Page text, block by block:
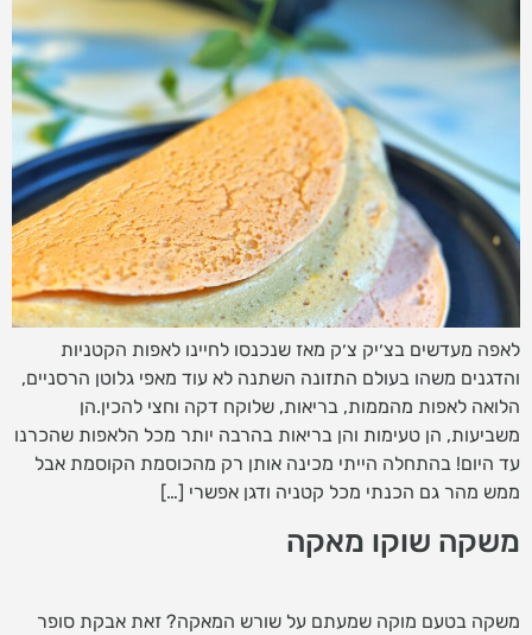
לאפה מעדשים בצ׳יק צ׳ק מאז שנכנסו לחיינו לאפות הקטניות
והדגנים משהו בעולם התזונה השתנה לא עוד מאפי גלוטן הרסניים,
הלואה לאפות מהממות, בריאות, שלוקח דקה וחצי להכין.הן
משביעות, הן טעימות והן בריאות בהרבה יותר מכל הלאפות שהכרנו
עד היום! בהתחלה הייתי מכינה אותן רק מהכוסמת הקוסמת אבל
ממש מהר גם הכנתי מכל קטניה ודגן אפשרי […]
משקה שוקו מאקה
משקה בטעם מוקה שמעתם על שורש המאקה? זאת אבקת סופר